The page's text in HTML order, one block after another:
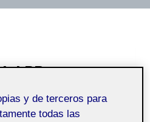
PR
25 mayo, 2024
y de terceros para
todas las